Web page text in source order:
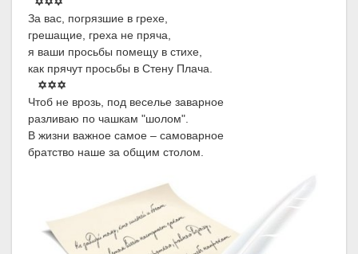
За вас, погрязшие в грехе,
грешащие, греха не пряча,
я ваши просьбы помещу в стихе,
как прячут просьбы в Стену Плача.
✡✡✡
Чтоб не врозь, под веселье заварное
разливаю по чашкам "шолом".
В жизни важное самое – самоварное
братство наше за общим столом.